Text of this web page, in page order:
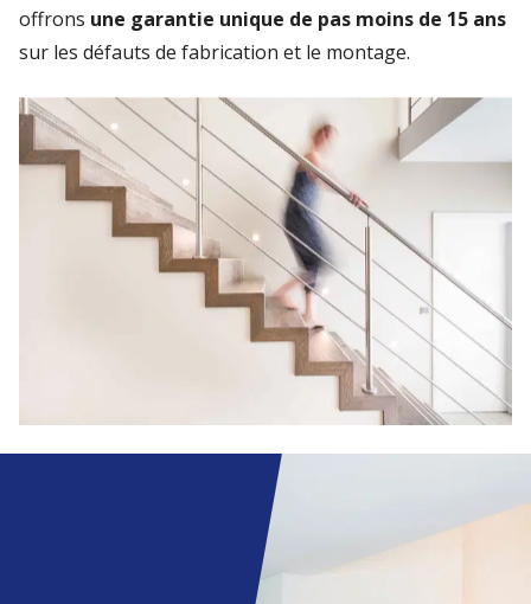
offrons une garantie unique de pas moins de 15 ans
sur les défauts de fabrication et le montage.